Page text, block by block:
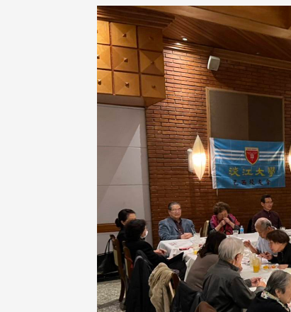
大学主任秘书、中文系校友
正，于115年6月2日(二)率政
学校友服务相关同仁莅临本 ...
校友处执行长彭春阳于
30日(四)荣退，为其十四
校友服务、凝聚海内外校友
校友会活动 (海
2 版 校友会活动
外、县市)
台北市校友会6月份活